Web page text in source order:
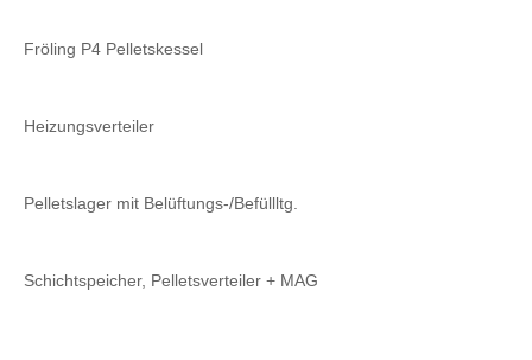
Fröling P4 Pelletskessel
Heizungsverteiler
Pelletslager mit Belüftungs-/Befüllltg.
Schichtspeicher, Pelletsverteiler + MAG